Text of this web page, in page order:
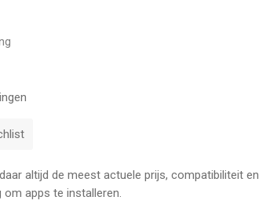
altijd de meest actuele prijs, compatibiliteit en
apps te installeren.